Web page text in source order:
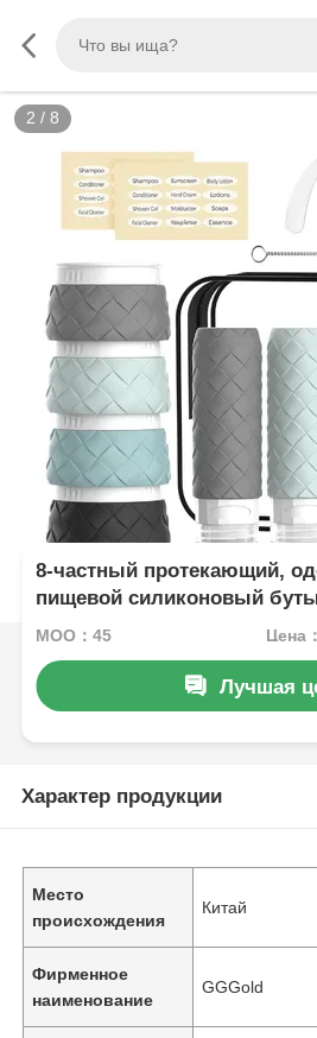
3 / 8
8-частный протекающий,
пищевой силиконовый
путешествий с накладной
MOQ：45 Цена
Лучшая
Характер продукции
Место
происхождения
Китай
Фирменное
наименование
GGGold